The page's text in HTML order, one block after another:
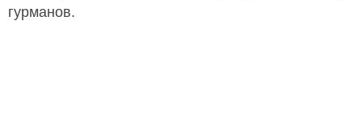
гурманов.